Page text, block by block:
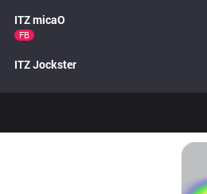
ITZmicaO
FB
ITZJockster